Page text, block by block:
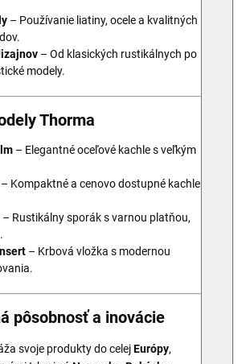
– Používanie liatiny, ocele a kvalitných
– Od klasických rustikálnych po
modely.
Thorma
– Elegantné oceľové kachle s veľkým
– Kompaktné a cenovo dostupné kachle
– Rustikálny sporák s varnou platňou,
– Krbová vložka s modernou
pôsobnosť a inovácie
svoje produkty do celejEurópy,